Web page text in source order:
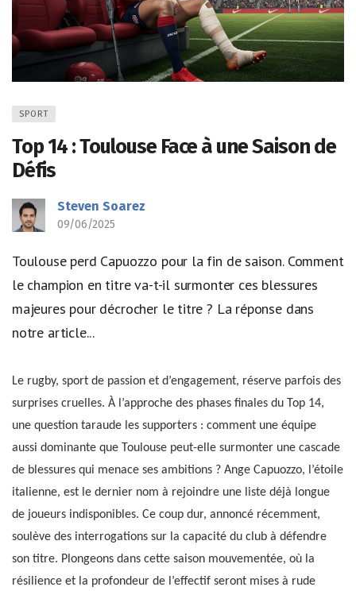
SPORT
Top 14 : Toulouse Face à une Saison de
Défis
Steven Soarez
09/06/2025
Toulouse perd Capuozzo pour la fin de saison. Comment
le champion en titre va-t-il surmonter ces blessures
majeures pour décrocher le titre ? La réponse dans
notre article...
Le rugby, sport de passion et d’engagement, réserve parfois des
surprises cruelles. À l’approche des phases finales du Top 14,
une question taraude les supporters : comment une équipe
aussi dominante que Toulouse peut-elle surmonter une cascade
de blessures qui menace ses ambitions ? Ange Capuozzo, l’étoile
italienne, est le dernier nom à rejoindre une liste déjà longue
de joueurs indisponibles. Ce coup dur, annoncé récemment,
soulève des interrogations sur la capacité du club à défendre
son titre. Plongeons dans cette saison mouvementée, où la
résilience et la profondeur de l’effectif seront mises à rude